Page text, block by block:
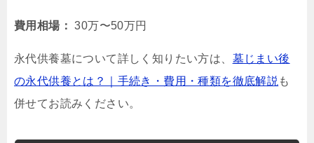
費用相場： 30万〜50万円
永代供養墓について詳しく知りたい方は、 墓じまい後
の永代供養とは？｜手続き・費用・種類を徹底解説 も
併せてお読みください。